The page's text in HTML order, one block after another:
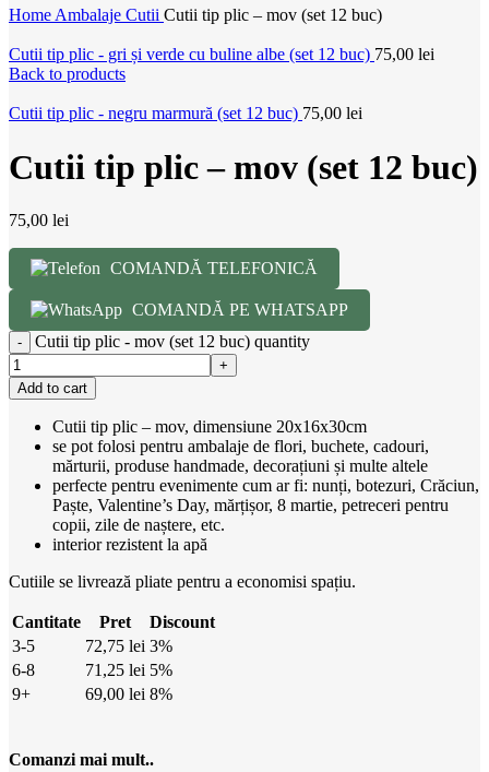
Home Ambalaje Cutii Cutii tip plic – mov (set 12 buc)
Cutii tip plic - gri și verde cu buline albe (set 12 buc) 75,00 lei
Back to products
Cutii tip plic - negru marmură (set 12 buc) 75,00 lei
Cutii tip plic – mov (set 12 buc)
75,00 lei
COMANDĂ TELEFONICĂ
COMANDĂ PE WHATSAPP
Cutii tip plic - mov (set 12 buc) quantity
Add to cart
Cutii tip plic – mov, dimensiune 20x16x30cm
se pot folosi pentru ambalaje de flori, buchete, cadouri,
mărturii, produse handmade, decorațiuni și multe altele
perfecte pentru evenimente cum ar fi: nunți, botezuri, Crăciun,
Paște, Valentine’s Day, mărțișor, 8 martie, petreceri pentru
copii, zile de naștere, etc.
interior rezistent la apă
Cutiile se livrează pliate pentru a economisi spațiu.
Cantitate Pret
Discount
3-5
72,75 lei 3%
6-8
71,25 lei 5%
9+
69,00 lei 8%
Comanzi mai mult..